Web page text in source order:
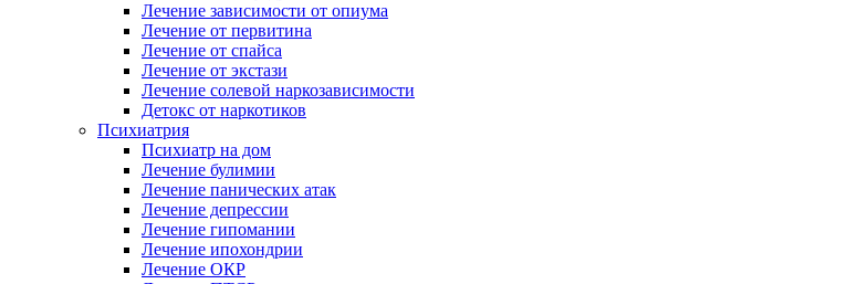
Лечение зависимости от опиума
Лечение от первитина
Лечение от спайса
Лечение от экстази
Лечение солевой наркозависимости
Детокс от наркотиков
Психиатрия
Психиатр на дом
Лечение булимии
Лечение панических атак
Лечение депрессии
Лечение гипомании
Лечение ипохондрии
Лечение ОКР